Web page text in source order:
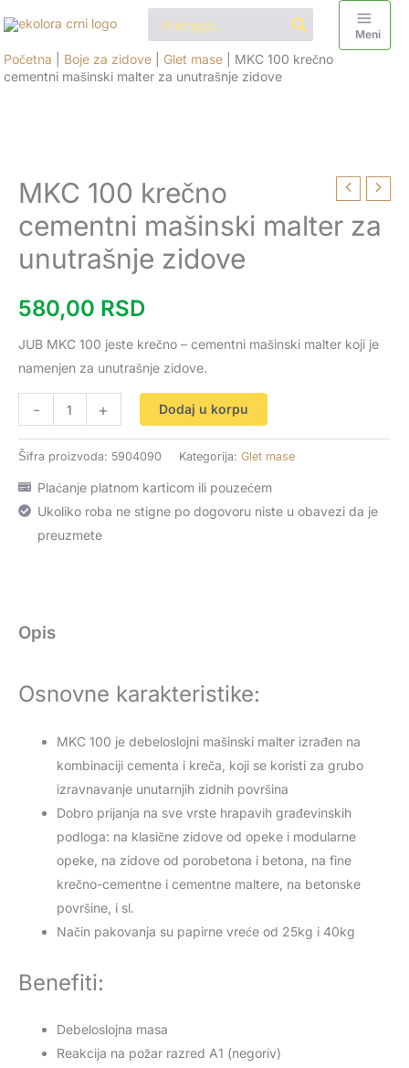
na
sadržaj
for:
Meni
Početna Boje za zidove Glet mase
MKC 100 krečno
cementni mašinski malter za unutrašnje zidove
MKC 100 krečno
cementni mašinski malter za
unutrašnje zidove
580,00 RSD
JUB MKC 100 jeste krečno – cementni mašinski malter koji je
namenjen za unutrašnje zidove.
-
MKC
krečno
cementni
malter
unutrašnje
zidove
+ Dodaj u korpu
Šifra proizvoda: 5904090 Kategorija: Glet mase
Plaćanje platnom karticom ili pouzećem
Ukoliko roba ne stigne po dogovoru niste u obavezi da je
preuzmete
Opis
Osnovne karakteristike:
MKC 100 je debeloslojni mašinski malter izrađen na
kombinaciji cementa i kreča, koji se koristi za grubo
izravnavanje unutarnjih zidnih površina
Dobro prijanja na sve vrste hrapavih građevinskih
podloga: na klasične zidove od opeke i modularne
opeke, na zidove od porobetona i betona, na fine
krečno-cementne i cementne maltere, na betonske
površine, i sl.
Način pakovanja su papirne vreće od 25kg i 40kg
Benefiti:
Debeloslojna masa
Reakcija na požar razred A1 (negoriv)